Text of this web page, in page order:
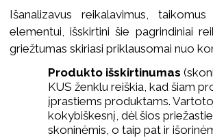
Išanalizavus reikalavimus,
elementui, išskirtini šie pagrindiniai
griežtumas skiriasi priklausomai nuo
Produkto išskirtinumas
KUS ženklu reiškia, kad šiam
įprastiems produktams.
kokybiškesnį, dėl šios
skoninėmis, o taip pat ir